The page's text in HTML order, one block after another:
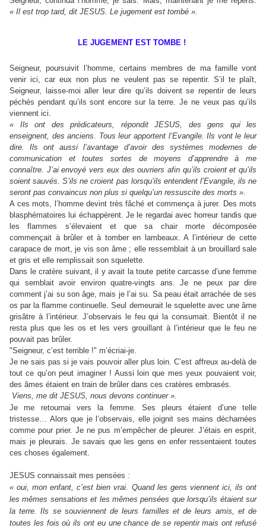
« Il est trop tard, dit JESUS. Le jugement est tombé ».
LE JUGEMENT EST TOMBE !
Seigneur, poursuivit l’homme, certains membres de ma famille vont
venir ici, car eux non plus ne veulent pas se repentir. S’il te plaît,
Seigneur, laisse-moi aller leur dire qu’ils doivent se repentir de leurs
péchés pendant qu’ils sont encore sur la terre. Je ne veux pas qu’ils
viennent ici.
« Ils ont des prédicateurs, répondit JESUS, des gens qui les
enseignent, des anciens. Tous leur apportent l’Evangile. Ils vont le leur
dire. Ils ont aussi l’avantage d’avoir des systèmes modernes de
communication et toutes sortes de moyens d’apprendre à me
connaître. J’ai envoyé vers eux des ouvriers afin qu’ils croient et qu’ils
soient sauvés. S’ils ne croient pas lorsqu’ils entendent l’Evangile, ils ne
seront pas convaincus non plus si quelqu’un ressuscite des morts ».
A ces mots, l’homme devint très fâché et commença à jurer. Des mots
blasphématoires lui échappèrent. Je le regardai avec horreur tandis que
les flammes s’élevaient et que sa chair morte décomposée
commençait à brûler et à tomber en lambeaux. A l’intérieur de cette
carapace de mort, je vis son âme ; elle ressemblait à un brouillard sale
et gris et elle remplissait son squelette.
Dans le cratère suivant, il y avait la toute petite carcasse d’une femme
qui semblait avoir environ quatre-vingts ans. Je ne peux par dire
comment j’ai su son âge, mais je l’ai su. Sa peau était arrachée de ses
os par la flamme continuelle. Seul demeurait le squelette avec une âme
grisâtre à l’intérieur. J’observais le feu qui la consumait. Bientôt il ne
resta plus que les os et les vers grouillant à l’intérieur que le feu ne
pouvait pas brûler.
"Seigneur, c’est terrible !" m’écriai-je.
Je ne sais pas si je vais pouvoir aller plus loin. C’est affreux au-delà de
tout ce qu’on peut imaginer ! Aussi loin que mes yeux pouvaient voir,
des âmes étaient en train de brûler dans ces cratères embrasés.
Viens, me dit JESUS, nous devons continuer ».
Je me retournai vers la femme. Ses pleurs étaient d’une telle
tristesse… Alors que je l’observais, elle joignit ses mains décharnées
comme pour prier. Je ne pus m’empêcher de pleurer. J’étais en esprit,
mais je pleurais. Je savais que les gens en enfer ressentaient toutes
ces choses également.
JESUS connaissait mes pensées :
« oui, mon enfant, c’est bien vrai. Quand les gens viennent ici, ils ont
les mêmes sensations et les mêmes pensées que lorsqu’ils étaient sur
la terre. Ils se souviennent de leurs familles et de leurs amis, et de
toutes les fois où ils ont eu une chance de se repentir mais ont refusé